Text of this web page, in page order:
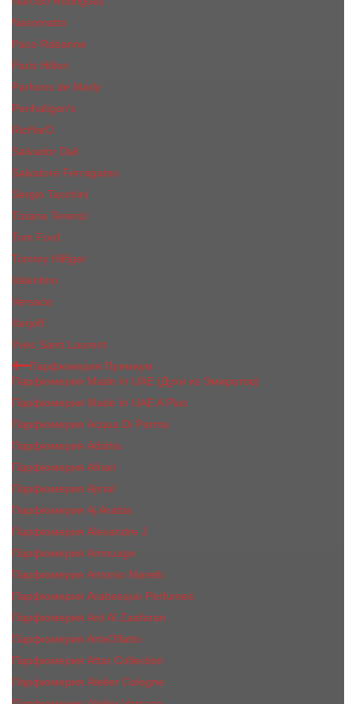
Nasomatto
Paco Rabanne
Paris Hilton
Parfums de Marly
Penhaligon​'s
RicHarD
Salvador Dali
Salvatore Ferragamo
Sergio Tacchini
Tiziana Terenzi
Tom Ford
Tommy Hilfiger
Valentino
Versace
Xerjoff
Yves Saint Laurent
Парфюмерия Премиум
Парфюмерия Made In UAE (Духи из Эмиратов)
Парфюмерия Made In UAE A Plus
Парфюмерия Acqua Di Parma
Парфюмерия Adisha
Парфюмерия Afnan
Парфюмерия Ajmal
Парфюмерия Aj Arabia
Парфюмерия Alexandre J.
Парфюмерия Amouage
Парфюмерия Antonio Maretti
Парфюмерия Arabesque Perfumes
Парфюмерия Ard Al Zaafaran
Парфюмерия ArteOlfatto
Парфюмерия Attar Collection
Парфюмерия Atelier Cologne